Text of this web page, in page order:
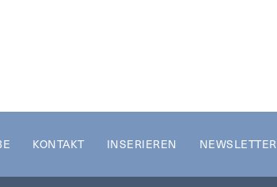
KONTAKT INSERIEREN NEWSLETTER